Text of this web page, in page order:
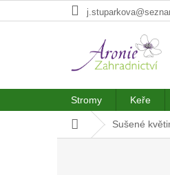
na
Stromy Keře
Domů Sušené